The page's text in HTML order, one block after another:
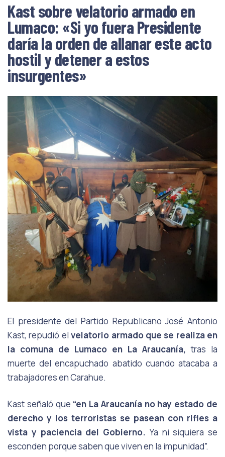
Kast sobre velatorio armado en
Lumaco: «Si yo fuera Presidente
daría la orden de allanar este acto
hostil y detener a estos
insurgentes»
El presidente del Partido Republicano José Antonio
Kast, repudió elvelatorio armado que se realiza en
la comuna de Lumaco en La Araucanía,tras la
muerte del encapuchado abatido cuando atacaba a
trabajadores en Carahue.
Kast señaló que “en La Araucanía no hay estado de
derecho y los terroristas se pasean con rifles a
vista y paciencia del Gobierno.Ya ni siquiera se
esconden porque saben que viven en la impunidad”.